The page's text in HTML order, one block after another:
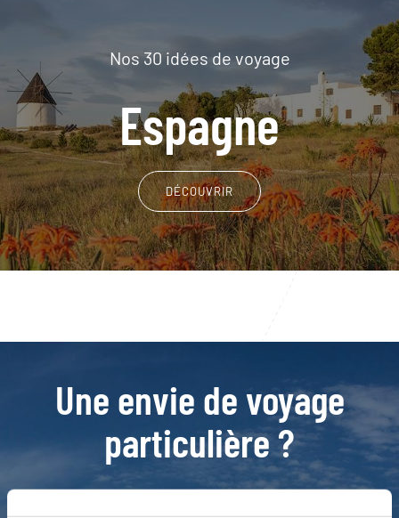
Nos 30 idées de voyage
Espagne
DÉCOUVRIR
Une envie de voyage
particulière ?